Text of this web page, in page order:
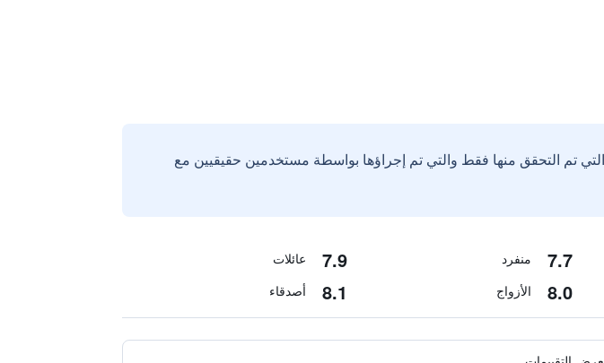
تم التحقق منها فقط والتي تم إجراؤها بواسطة مستخدمين حقيقيين مع
7.7 منفرد 7.9 عائلات
8.0 الأزواج 8.1 أصدقاء